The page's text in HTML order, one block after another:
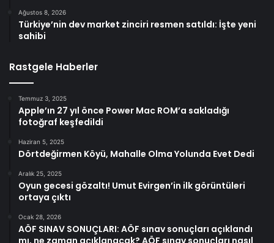
Ağustos 8, 2026
Türkiye’nin dev market zinciri resmen satıldı: İşte yeni
sahibi
Rastgele Haberler
Temmuz 3, 2025
Apple’ın 27 yıl önce Power Mac ROM’a sakladığı
fotoğraf keşfedildi
Haziran 5, 2025
Dörtdeğirmen Köyü, Mahalle Olma Yolunda Evet Dedi
Aralık 25, 2025
Oyun gecesi gözaltı! Umut Evirgen’in ilk görüntüleri
ortaya çıktı
Ocak 28, 2026
AÖF SINAV SONUÇLARI: AÖF sınav sonuçları açıklandı